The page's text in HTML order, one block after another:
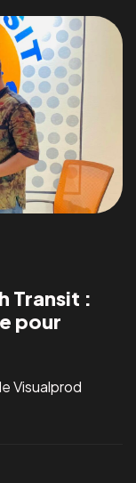
Transit :
pour
Visualprod